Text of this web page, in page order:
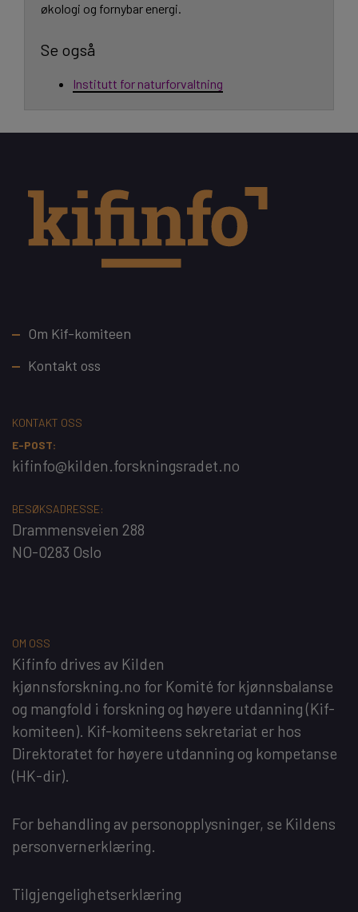
økologi og fornybar energi.
Se også
Institutt for naturforvaltning
Footer
Om Kif-komiteen
Kontakt oss
KONTAKT OSS
E-POST:
kifinfo@kilden.forskningsradet.no
BESØKSADRESSE:
Drammensveien 288
NO-0283 Oslo
OM OSS
Kifinfo drives av Kilden
kjønnsforskning.no for Komité for kjønnsbalanse
og mangfold i forskning og høyere utdanning(Kif-
komiteen). Kif-komiteens sekretariat er hos
Direktoratet for høyere utdanning og kompetanse
(HK-dir).
For behandling av personopplysninger, se Kildens
personvernerklæring.
Tilgjengelighetserklæring